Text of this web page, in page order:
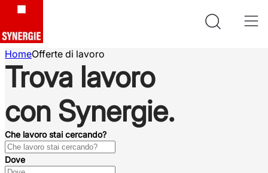
HomeOfferte di lavoro
Trova lavoro
con Synergie.
Che lavoro stai cercando?
Dove